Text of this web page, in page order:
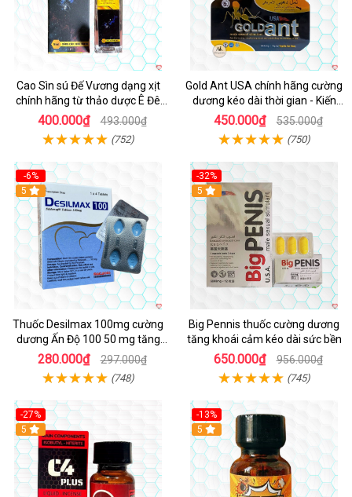
Cao Sìn sú Đế Vương dạng xịt
chính hãng từ thảo dược Ê Đê
Việt Nam
400.000₫ 493.000₫
(752)
Gold Ant USA chính hãng cường
dương kéo dài thời gian - Kiến
Vàng Đen Tây Tạng
450.000₫ 535.000₫
(750)
-6%
5
Thuốc Desilmax 100mg cường
dương Ấn Độ 100 50 mg tăng
sinh lý tốt nhất
280.000₫ 297.000₫
(748)
-32%
5
Big Pennis thuốc cường dương
tăng khoái cảm kéo dài sức bền
650.000₫ 956.000₫
(745)
-27%
5
-13%
5